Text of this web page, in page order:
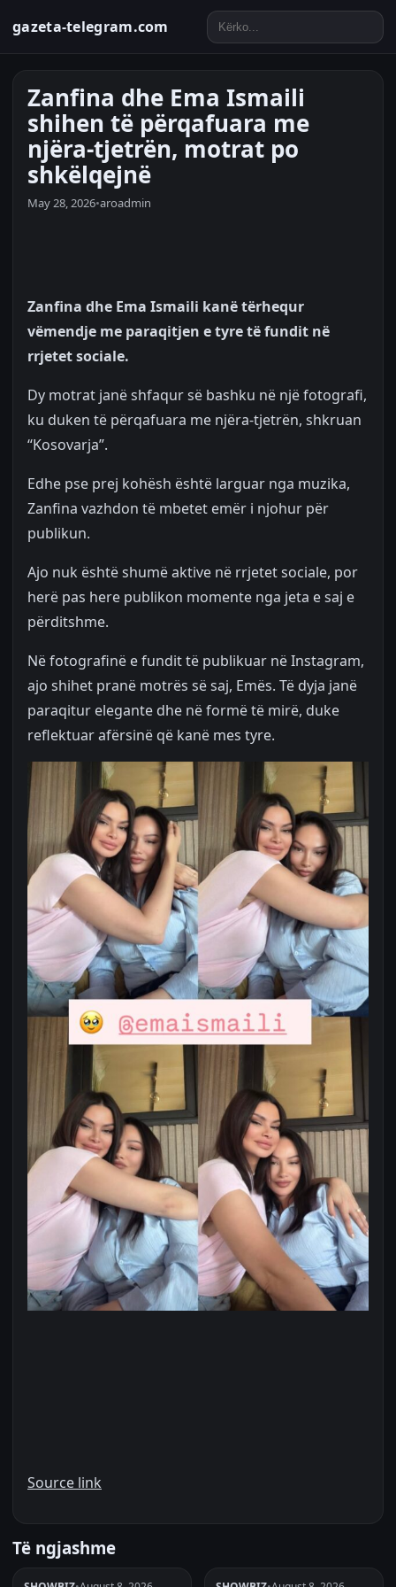
gazeta-telegram.com
Zanfina dhe Ema Ismaili
shihen të përqafuara me
njëra-tjetrën, motrat po
shkëlqejnë
May 28, 2026•aroadmin
Zanfina dhe Ema Ismaili kanë tërhequr
vëmendje me paraqitjen e tyre të fundit në
rrjetet sociale.
Dy motrat janë shfaqur së bashku në një fotografi,
ku duken të përqafuara me njëra-tjetrën, shkruan
“Kosovarja”.
Edhe pse prej kohësh është larguar nga muzika,
Zanfina vazhdon të mbetet emër i njohur për
publikun.
Ajo nuk është shumë aktive në rrjetet sociale, por
herë pas here publikon momente nga jeta e saj e
përditshme.
Në fotografinë e fundit të publikuar në Instagram,
ajo shihet pranë motrës së saj, Emës. Të dyja janë
paraqitur elegante dhe në formë të mirë, duke
reflektuar afërsinë që kanë mes tyre.
Source link
Të ngjashme